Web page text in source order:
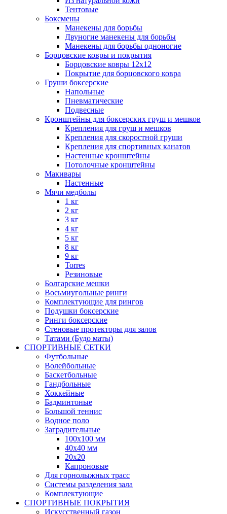
Тентовые
Боксмены
Манекены для борьбы
Двуногие манекены для борьбы
Манекены для борьбы одноногие
Борцовские ковры и покрытия
Борцовские ковры 12х12
Покрытие для борцовского ковра
Груши боксерские
Напольные
Пневматические
Подвесные
Кронштейны для боксерских груш и мешков
Крепления для груш и мешков
Крепления для скоростной груши
Крепления для спортивных канатов
Настенные кронштейны
Потолочные кронштейны
Макивары
Настенные
Мячи медболы
1 кг
2 кг
3 кг
4 кг
5 кг
8 кг
9 кг
Torres
Резиновые
Болгарские мешки
Восьмиугольные ринги
Комплектующие для рингов
Подушки боксерские
Ринги боксерские
Стеновые протекторы для залов
Татами (Будо маты)
СПОРТИВНЫЕ СЕТКИ
Футбольные
Волейбольные
Баскетбольные
Гандбольные
Хоккейные
Бадминтоные
Большой теннис
Водное поло
Заградительные
100х100 мм
40х40 мм
20х20
Капроновые
Для горнолыжных трасс
Системы разделения зала
Комплектующие
СПОРТИВНЫЕ ПОКРЫТИЯ
Искусственный газон